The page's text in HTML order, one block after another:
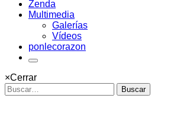
Zenda
Multimedia
Galerías
Vídeos
ponlecorazon
×Cerrar
Buscar